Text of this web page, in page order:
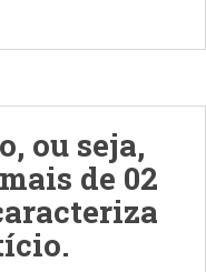
ou seja,
de 02